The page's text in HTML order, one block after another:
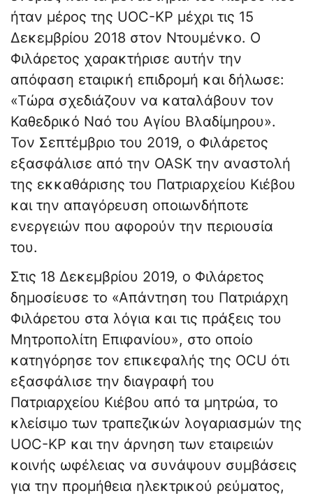
ήταν μέρος της UOC-KP μέχρι τις 15
Δεκεμβρίου 2018 στον Ντουμένκο. Ο
Φιλάρετος χαρακτήρισε αυτήν την
απόφαση εταιρική επιδρομή και δήλωσε:
«Τώρα σχεδιάζουν να καταλάβουν τον
Καθεδρικό Ναό του Αγίου Βλαδίμηρου».
Τον Σεπτέμβριο του 2019, ο Φιλάρετος
εξασφάλισε από την OASK την αναστολή
της εκκαθάρισης του Πατριαρχείου Κιέβου
και την απαγόρευση οποιωνδήποτε
ενεργειών που αφορούν την περιουσία
του.
Στις 18 Δεκεμβρίου 2019, ο Φιλάρετος
δημοσίευσε το «Απάντηση του Πατριάρχη
Φιλάρετου στα λόγια και τις πράξεις του
Μητροπολίτη Επιφανίου», στο οποίο
κατηγόρησε τον επικεφαλής της OCU ότι
εξασφάλισε την διαγραφή του
Πατριαρχείου Κιέβου από τα μητρώα, το
κλείσιμο των τραπεζικών λογαριασμών της
UOC-KP και την άρνηση των εταιρειών
κοινής ωφέλειας να συνάψουν συμβάσεις
για την προμήθεια ηλεκτρικού ρεύματος,